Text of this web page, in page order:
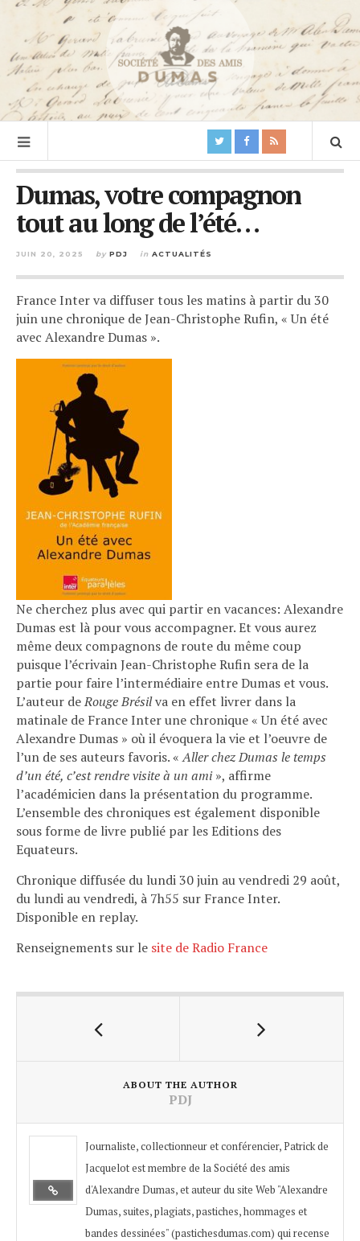
Dumas, votre compagnon
tout au long de l’été…
JUIN 20, 2025 by PDJ in ACTUALITÉS
France Inter va diffuser tous les matins à partir du 30
juin une chronique de Jean-Christophe Rufin, « Un été
avec Alexandre Dumas ».
Ne cherchez plus avec qui partir en vacances: Alexandre
Dumas est là pour vous accompagner. Et vous aurez
même deux compagnons de route du même coup
puisque l’écrivain Jean-Christophe Rufin sera de la
partie pour faire l’intermédiaire entre Dumas et vous.
L’auteur deRouge Brésilva en effet livrer dans la
matinale de France Inter une chronique « Un été avec
Alexandre Dumas » où il évoquera la vie et l’oeuvre de
l’un de ses auteurs favoris. «Aller chez Dumas le temps
d’un été, c’est rendre visite à un ami», affirme
l’académicien dans la présentation du programme.
L’ensemble des chroniques est également disponible
sous forme de livre publié par les Editions des
Equateurs.
Chronique diffusée du lundi 30 juin au vendredi 29 août,
du lundi au vendredi, à 7h55 sur France Inter.
Disponible en replay.
Renseignements sur le site de Radio France
ABOUT THE AUTHOR
PDJ
Journaliste, collectionneur et conférencier, Patrick de
Jacquelot est membre de la Société des amis
d'Alexandre Dumas, et auteur du site Web "Alexandre
Dumas, suites, plagiats, pastiches, hommages et
bandes dessinées" (pastichesdumas.com) qui recense